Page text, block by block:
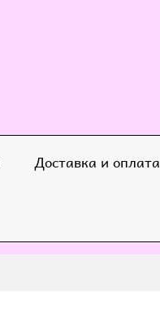
Доставка и оплата